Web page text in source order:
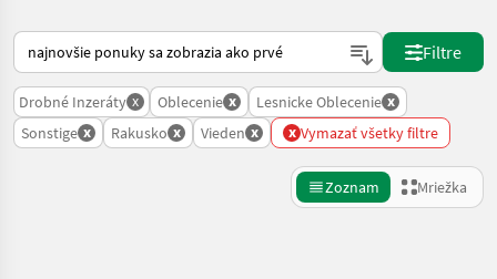
Takto sa vykonáva triedenie na Landwirt.com
Filtre
Drobné Inzeráty x Oblecenie x Lesnicke Oblecenie x
Sonstige x Rakusko x Vieden x x Vymazať všetky filtre
Zoznam Mriežka